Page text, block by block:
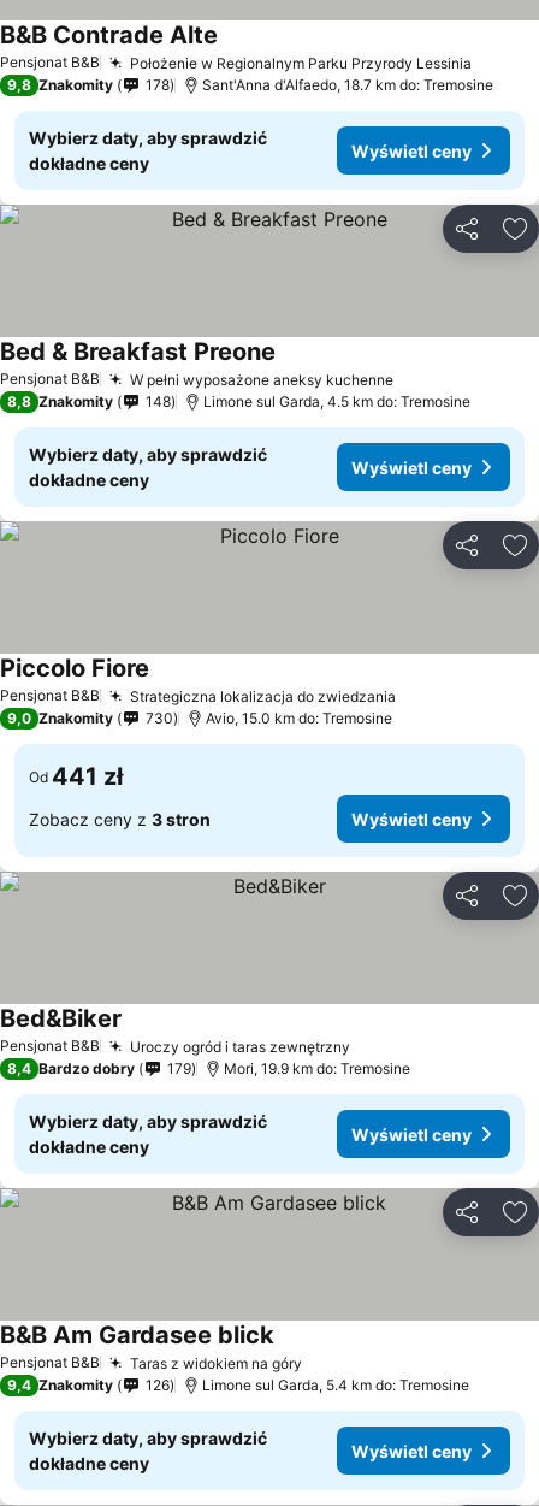
Pensjonat B&B Położenie w Regionalnym Parku Przyrody Lessinia
B&B Contrade Alte
9,8 Znakomity 178 Sant'Anna d'Alfaedo, 18.7 km do: Tremosine
Wybierz daty, aby sprawdzić
dokładne ceny
Wyświetl ceny
Pensjonat B&B W pełni wyposażone aneksy kuchenne
Bed & Breakfast Preone
8,8 Znakomity 148 Limone sul Garda, 4.5 km do: Tremosine
Wybierz daty, aby sprawdzić
dokładne ceny
Wyświetl ceny
Pensjonat B&B Strategiczna lokalizacja do zwiedzania
Piccolo Fiore
9,0 Znakomity 730 Avio, 15.0 km do: Tremosine
Od 441 zł
Zobacz ceny z 3 stron Wyświetl ceny
Pensjonat B&B Uroczy ogród i taras zewnętrzny
Bed&Biker
8,4 Bardzo dobry 179 Mori, 19.9 km do: Tremosine
Wybierz daty, aby sprawdzić
dokładne ceny
Wyświetl ceny
Pensjonat B&B Taras z widokiem na góry
B&B Am Gardasee blick
9,4 Znakomity 126 Limone sul Garda, 5.4 km do: Tremosine
Wybierz daty, aby sprawdzić
dokładne ceny
Wyświetl ceny